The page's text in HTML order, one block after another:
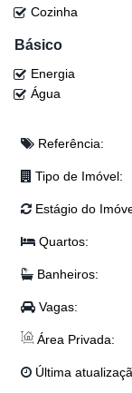
💰Valor: R$950.000,00
☎ Entre em contato
e se encantar com
(OBS: Valor sujeito a
Cozinha
Básico
Energia
Água
Referência:
Tipo de Imóvel:
Estágio do
Quartos:
Banheiros:
Vagas:
Área Privada:
Última